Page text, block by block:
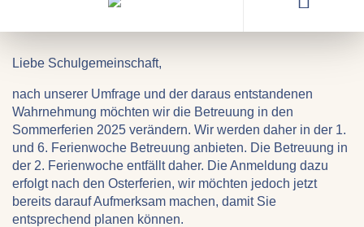
Liebe Schulgemeinschaft,
nach unserer Umfrage und der daraus entstandenen
Wahrnehmung möchten wir die Betreuung in den
Sommerferien 2025 verändern. Wir werden daher in der 1.
und 6. Ferienwoche Betreuung anbieten. Die Betreuung in
der 2. Ferienwoche entfällt daher. Die Anmeldung dazu
erfolgt nach den Osterferien, wir möchten jedoch jetzt
bereits darauf Aufmerksam machen, damit Sie
entsprechend planen können.